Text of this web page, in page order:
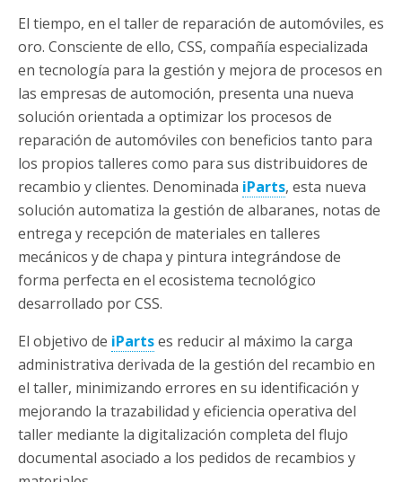
El tiempo, en el taller de reparación de automóviles, es
oro. Consciente de ello, CSS, compañía especializada
en tecnología para la gestión y mejora de procesos en
las empresas de automoción, presenta una nueva
solución orientada a optimizar los procesos de
reparación de automóviles con beneficios tanto para
los propios talleres como para sus distribuidores de
recambio y clientes. Denominada iParts, esta nueva
solución automatiza la gestión de albaranes, notas de
entrega y recepción de materiales en talleres
mecánicos y de chapa y pintura integrándose de
forma perfecta en el ecosistema tecnológico
desarrollado por CSS.
El objetivo de iPartses reducir al máximo la carga
administrativa derivada de la gestión del recambio en
el taller, minimizando errores en su identificación y
mejorando la trazabilidad y eficiencia operativa del
taller mediante la digitalización completa del flujo
documental asociado a los pedidos de recambios y